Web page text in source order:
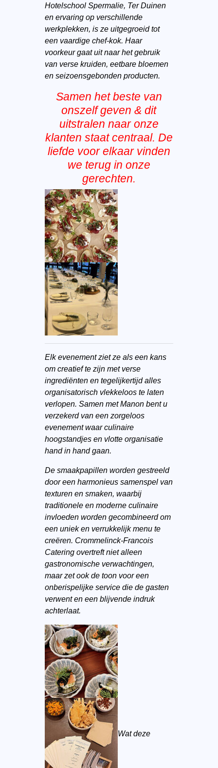
Hotelschool Spermalie, Ter Duinen
en ervaring op verschillende
werkplekken, is ze uitgegroeid tot
een vaardige chef-kok. Haar
voorkeur gaat uit naar het gebruik
van verse kruiden, eetbare bloemen
en seizoensgebonden producten.
Samen het beste van
onszelf geven & dit
uitstralen naar onze
klanten staat centraal. De
liefde voor elkaar vinden
we terug in onze
gerechten.
Elk evenement ziet ze als een kans
om creatief te zijn met verse
ingrediënten en tegelijkertijd alles
organisatorisch vlekkeloos te laten
verlopen. Samen met Manon bent u
verzekerd van een zorgeloos
evenement waar culinaire
hoogstandjes en vlotte organisatie
hand in hand gaan.
De smaakpapillen worden gestreeld
door een harmonieus samenspel van
texturen en smaken, waarbij
traditionele en moderne culinaire
invloeden worden gecombineerd om
een uniek en verrukkelijk menu te
creëren. Crommelinck-Francois
Catering overtreft niet alleen
gastronomische verwachtingen,
maar zet ook de toon voor een
onberispelijke service die de gasten
verwent en een blijvende indruk
achterlaat.
Wat deze